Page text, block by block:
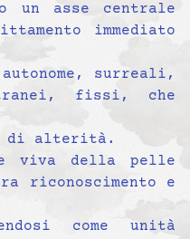
un asse centrale
immediato
surreali,
fissi, che
di alterità.
viva della pelle
riconoscimento e
come unità